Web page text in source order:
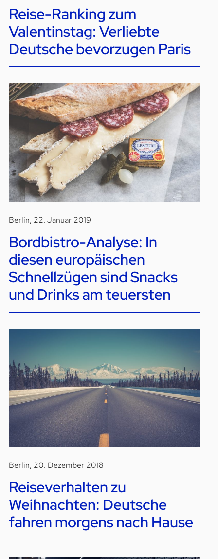
Reise-Ranking zum
Valentinstag: Verliebte
Deutsche bevorzugen Paris
Berlin, 22. Januar 2019
Bordbistro-Analyse: In
diesen europäischen
Schnellzügen sind Snacks
und Drinks am teuersten
Berlin, 20. Dezember 2018
Reiseverhalten zu
Weihnachten: Deutsche
fahren morgens nach Hause